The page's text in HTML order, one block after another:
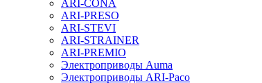
ARI-CONA
ARI-PRESO
ARI-STEVI
ARI-STRAINER
ARI-PREMIO
Электроприводы Auma
Электроприводы ARI-Paco